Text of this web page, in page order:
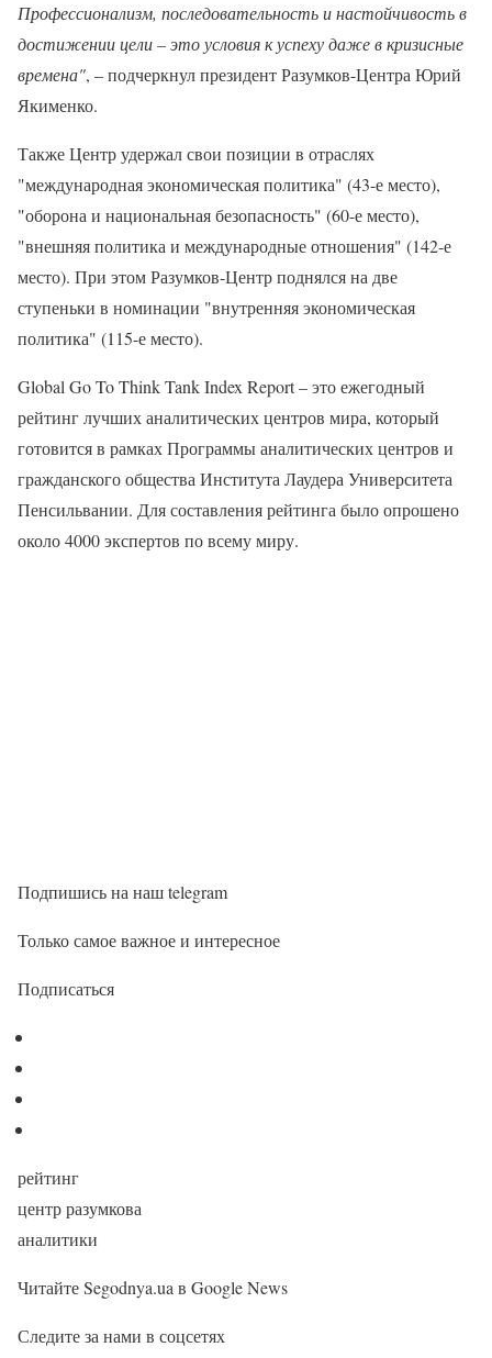
Профессионализм, последовательность и настойчивость в
достижении цели – это условия к успеху даже в кризисные
времена", – подчеркнул президент Разумков-Центра Юрий
Якименко.
Также Центр удержал свои позиции в отраслях
"международная экономическая политика" (43-е место),
"оборона и национальная безопасность" (60-е место),
"внешняя политика и международные отношения" (142-е
место). При этом Разумков-Центр поднялся на две
ступеньки в номинации "внутренняя экономическая
политика" (115-е место).
Global Go To Think Tank Index Report – это ежегодный
рейтинг лучших аналитических центров мира, который
готовится в рамках Программы аналитических центров и
гражданского общества Института Лаудера Университета
Пенсильвании. Для составления рейтинга было опрошено
около 4000 экспертов по всему миру.
Подпишись на наш telegram
Только самое важное и интересное
Подписаться
рейтинг
центр разумкова
аналитики
Читайте Segodnya.ua в Google News
Следите за нами в соцсетях